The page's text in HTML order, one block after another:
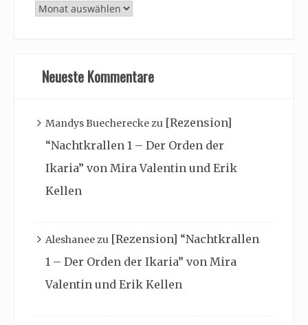
Archiv
Neueste Kommentare
Mandys Buechereckezu [Rezension]
“Nachtkrallen 1 – Der Orden der
Ikaria” von Mira Valentin und Erik
Kellen
Aleshaneezu [Rezension] “Nachtkrallen
1 – Der Orden der Ikaria” von Mira
Valentin und Erik Kellen